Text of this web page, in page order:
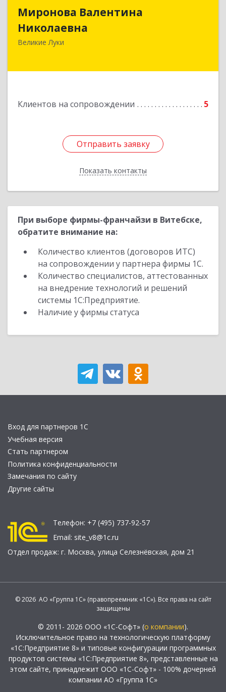
Миронова Валентина
Николаевна
Великие Луки
Клиентов на сопровождении 5
Отправить заявку
Показать контакты
Николаевна
Отправить заявку
Назад
При выборе фирмы-франчайзи в Витебске,
обратите внимание на:
Количество клиентов (договоров ИТС)
на сопровождении у партнера фирмы 1С.
Количество специалистов, аттестованных
на внедрение технологий и решений
системы 1С:Предприятие.
Наличие у фирмы статуса
Вход для партнеров 1С
Учебная версия
Стать партнером
Политика конфиденциальности
Замечания по сайту
Другие сайты
Телефон: +7 (495) 737-92-57
Email: site_v8@1c.ru
Отдел продаж: г. Москва, улица Селезнёвская, дом 21
© 2026 АО «Группа 1С» (правопреемник «1С»). Все права на сайт
защищены
© 2011- 2026 ООО «1С-Софт» (о компании).
Исключительное право на технологическую платформу
«1С:Предприятие 8» и типовые конфигурации программных
продуктов системы «1С:Предприятие 8», представленные на
этом сайте, принадлежит ООО «1С-Софт» - 100% дочерней
компании АО «Группа 1С»